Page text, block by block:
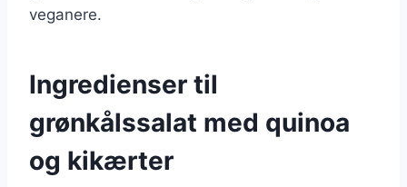
veganere.
Ingredienser til
grønkålssalat med quinoa
og kikærter